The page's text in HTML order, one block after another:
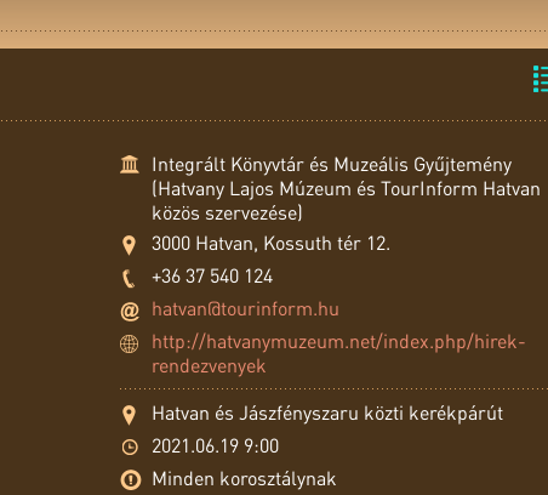
Integrált Könyvtár és Muzeális Gyűjtemény
(Hatvany Lajos Múzeum és TourInform Hatvan
közös szervezése)
3000 Hatvan, Kossuth tér 12.
+36 37 540 124
hatvan@tourinform.hu
http://hatvanymuzeum.net/index.php/hirek-
rendezvenyek
Hatvan és Jászfényszaru közti kerékpárút
2021.06.19 9:00
Minden korosztálynak